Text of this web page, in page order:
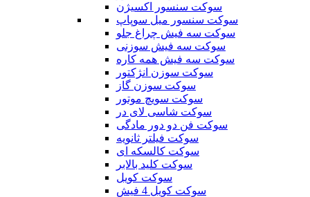
سوکت سنسور اکسیژن
سوکت سنسور میل سوپاپ
سوکت سه فیش چراغ جلو
سوکت سه فیش سوزنی
سوکت سه فیش همه کاره
سوکت سوزن انژکتور
سوکت سوزن گاز
سوکت سویچ موتور
سوکت شاسی لای در
سوکت فن دو دور مادگی
سوکت فیلتر ثانویه
سوکت کالسکه ای
سوکت کلید بالابر
سوکت کویل
سوکت کویل 4 فیش